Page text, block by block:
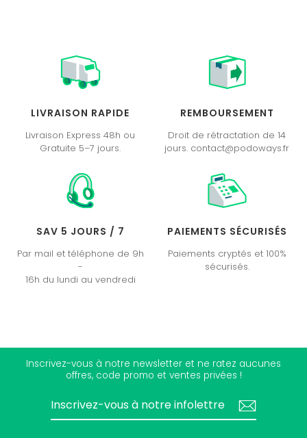
LIVRAISON RAPIDE
Livraison Express 48h ou
Gratuite 5–7 jours.
REMBOURSEMENT
Droit de rétractation de 14
jours. contact@podoways.fr
SAV 5 JOURS / 7
Par mail et téléphone de 9h
-
16h du lundi au vendredi
PAIEMENTS SÉCURISÉS
Paiements cryptés et 100%
sécurisés.
Inscrivez-vous à notre newsletter et ne ratez aucunes
offres, code promo et ventes privées !